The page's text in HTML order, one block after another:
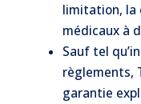
limitation, la
médicaux à
Sauf tel
règlements,
garantie